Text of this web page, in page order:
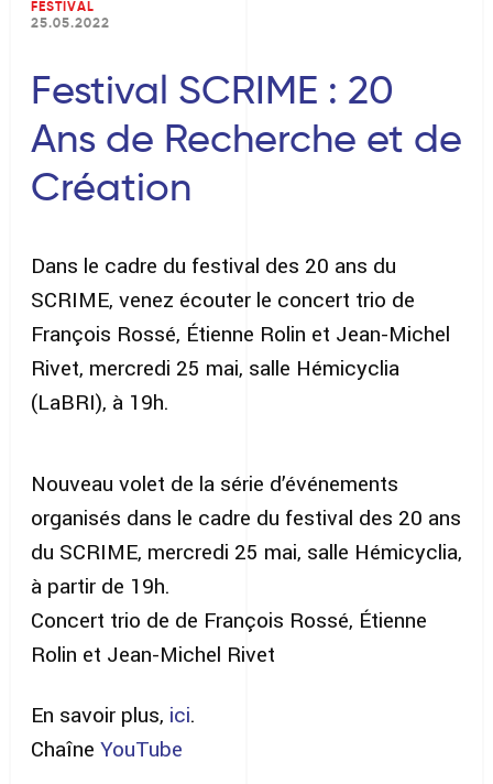
FESTIVAL
25.05.2022
Festival SCRIME : 20
Ans de Recherche et de
Création
Dans le cadre du festival des 20 ans du
SCRIME, venez écouter le concert trio de
François Rossé, Étienne Rolin et Jean-Michel
Rivet, mercredi 25 mai, salle Hémicyclia
(LaBRI), à 19h.
Nouveau volet de la série d’événements
organisés dans le cadre du festival des 20 ans
du SCRIME, mercredi 25 mai, salle Hémicyclia,
à partir de 19h.
Concert trio de de François Rossé, Étienne
Rolin et Jean-Michel Rivet
En savoir plus, ici.
Chaîne YouTube